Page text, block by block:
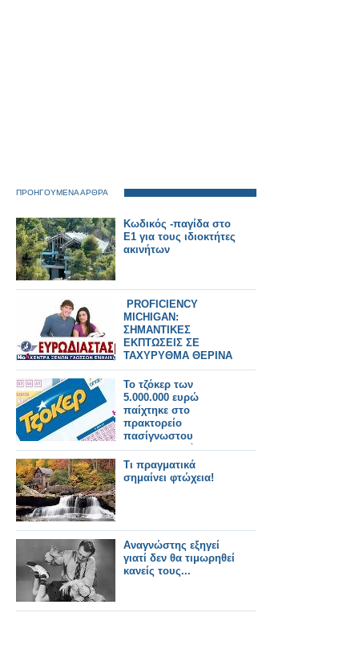
ΠΡΟΗΓΟΥΜΕΝΑ ΑΡΘΡΑ
Κωδικός -παγίδα στο
Ε1 για τους ιδιοκτήτες
ακινήτων
PROFICIENCY
MICHIGAN:
ΣΗΜΑΝΤΙΚΕΣ
ΕΚΠΤΩΣΕΙΣ ΣΕ
ΤΑΧΥΡΥΘΜΑ ΘΕΡΙΝΑ
ΤΜΗΜΑΤΑ ΑΠΟ ΤΗΝ
ΕΥΡΩΔΙΑΣΤΑΣΗ
Το τζόκερ των
5.000.000 ευρώ
παίχτηκε στο
πρακτορείο
πασίγνωστου
Έλληνα.Διαβάστε
ποιος είναι
Τι πραγματικά
σημαίνει φτώχεια!
Αναγνώστης εξηγεί
γιατί δεν θα τιμωρηθεί
κανείς τους...